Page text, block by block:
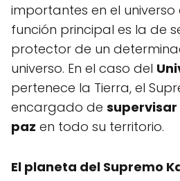
importantes en el universo
función principal es la de
protector de un
universo. En el caso del
pertenece la Tierra, el
encargado de
paz en todo su territorio.
El planeta del Supremo